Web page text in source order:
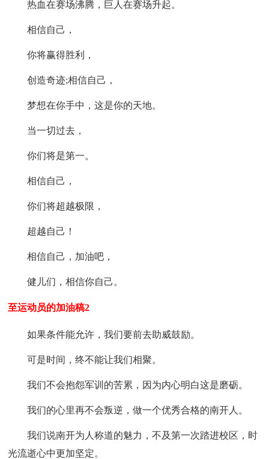
热血在赛场沸腾，巨人在赛场升起。
相信自己，
你将赢得胜利，
创造奇迹;相信自己，
梦想在你手中，这是你的天地。
当一切过去，
你们将是第一。
相信自己，
你们将超越极限，
超越自己！
相信自己，加油吧，
健儿们，相信你自己。
至运动员的加油稿2
如果条件能允许，我们要前去助威鼓励。
可是时间，终不能让我们相聚。
我们不会抱怨军训的苦累，因为内心明白这是磨砺。
我们的心里再不会叛逆，做一个优秀合格的南开人。
我们说南开为人称道的魅力，不及第一次踏进校区，时
光流逝心中更加坚定。